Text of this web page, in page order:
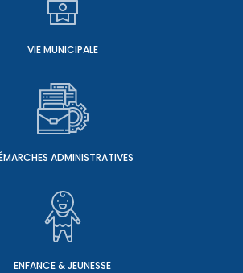
VIE MUNICIPALE
ADMINISTRATIVES
ENFANCE & JEUNESSE